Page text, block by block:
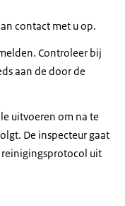
contact met u op.
Controleer bij
aan de door de
uitvoeren om na te
De inspecteur gaat
reinigingsprotocol uit